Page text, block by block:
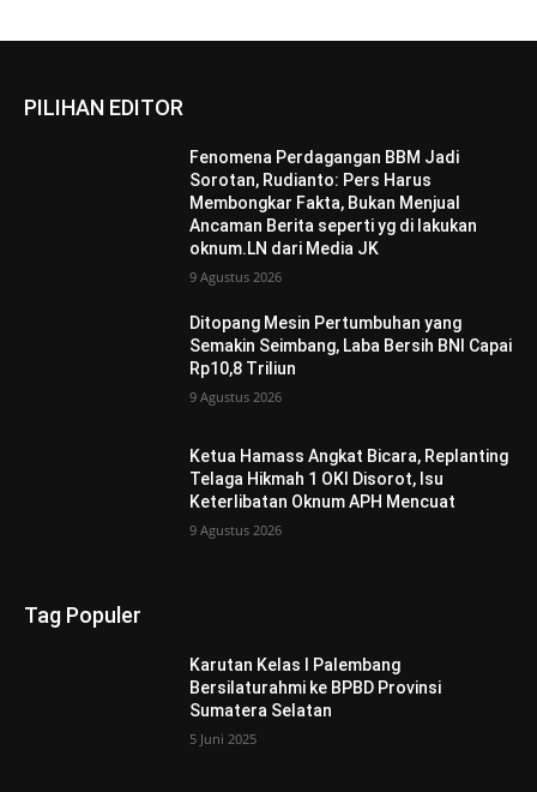
PILIHAN EDITOR
Fenomena Perdagangan BBM Jadi
Sorotan, Rudianto: Pers Harus
Membongkar Fakta, Bukan Menjual
Ancaman Berita seperti yg di lakukan
oknum.LN dari Media JK
9 Agustus 2026
Ditopang Mesin Pertumbuhan yang
Semakin Seimbang, Laba Bersih BNI Capai
Rp10,8 Triliun
9 Agustus 2026
Ketua Hamass Angkat Bicara, Replanting
Telaga Hikmah 1 OKI Disorot, Isu
Keterlibatan Oknum APH Mencuat
9 Agustus 2026
Tag Populer
Karutan Kelas I Palembang
Bersilaturahmi ke BPBD Provinsi
Sumatera Selatan
5 Juni 2025